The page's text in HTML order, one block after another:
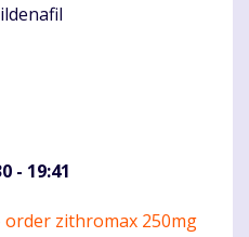
- 19:41
order zithromax 250mg